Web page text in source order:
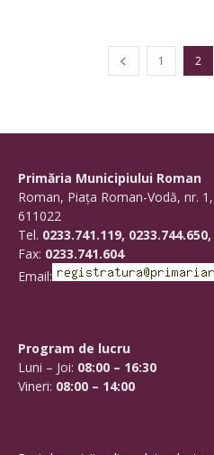
1 2
Primăria Municipiului Roman
Roman, Piaţa Roman-Vodă, nr.
611022
Tel. 0233.741.119,
Fax: 0233.741.604
Email:
Program de lucru
Luni – Joi: 08:00 – 16:30
Vineri: 08:00 – 14:00